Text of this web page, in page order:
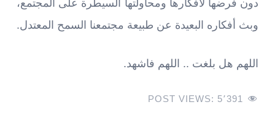
دون فرضها لأفكارها ومحاولتها السيطرة على المجتمع،
وبث أفكاره البعيدة عن طبيعة مجتمعنا السمح المعتدل.
اللهم هل بلغت .. اللهم فاشهد.
POST VIEWS: 5٬391